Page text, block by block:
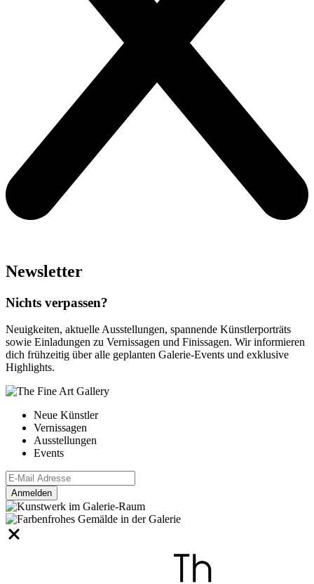
Newsletter
Nichts verpassen?
Neuigkeiten, aktuelle Ausstellungen, spannende Künstlerporträts
sowie Einladungen zu Vernissagen und Finissagen. Wir informieren
dich frühzeitig über alle geplanten Galerie-Events und exklusive
Highlights.
Neue Künstler
Vernissagen
Ausstellungen
Events
Anmelden